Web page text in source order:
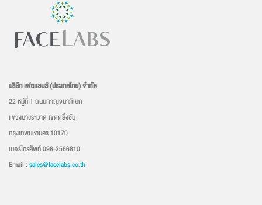
บริษัท เฟซเเลบส์ (ประเทศไทย) จำกัด
22 หมู่ที่ 1 ถนนกาญจนาภิเษก
แขวงบางระมาด เขตตลิ่งชัน
กรุงเทพมหานคร 10170
เบอร์โทรศัพท์ 098-2566810
Email :sales@facelabs.co.th